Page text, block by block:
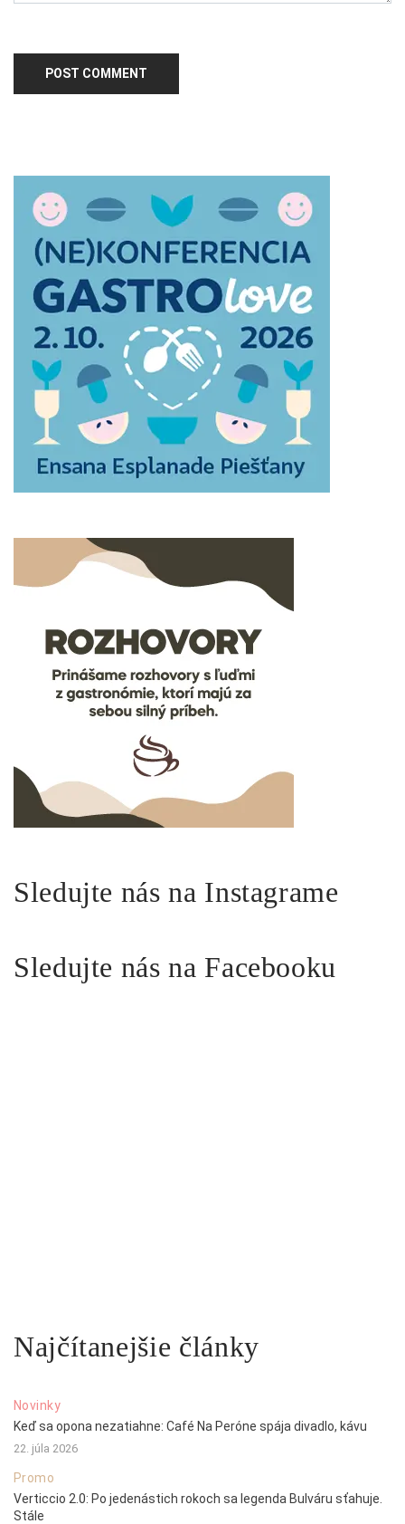
Sledujte nás na Instagrame
Sledujte nás na Facebooku
Najčítanejšie články
Novinky
Keď sa opona nezatiahne: Café Na Peróne spája divadlo, kávu
22. júla 2026
Promo
Verticcio 2.0: Po jedenástich rokoch sa legenda Bulváru sťahuje.
Stále